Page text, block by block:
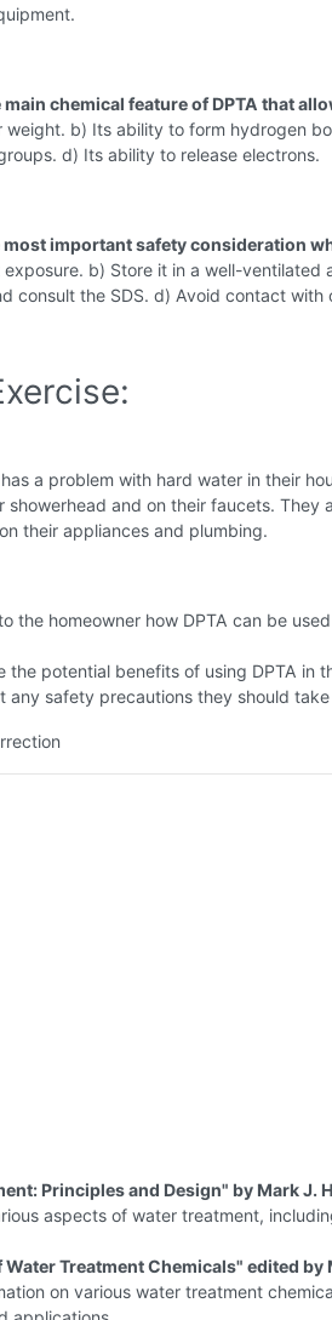
chemical feature of DPTA that
weight. b) Its ability to form hydrogen
d) Its ability to release electrons.
most important safety consideration
b) Store it in a well-ventilated
consult the SDS. d) Avoid contact with
a problem with hard water in their
showerhead and on their faucets.
their appliances and plumbing.
the homeowner how DPTA can be
the potential benefits of using DPTA in
any safety precautions they should take
Principles and Design" by Mark J.
aspects of water treatment,
Treatment Chemicals" edited by
on various water treatment